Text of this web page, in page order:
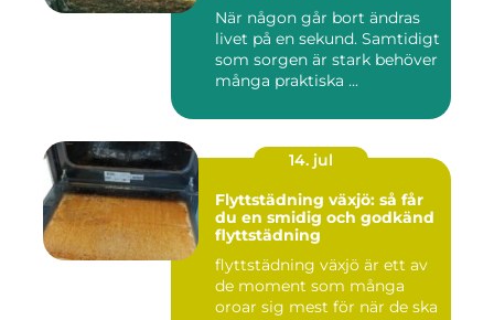
När någon går bort ändras
livet på en sekund. Samtidigt
som sorgen är stark behöver
många praktiska ...
14. jul
Flyttstädning växjö: så får
du en smidig och godkänd
flyttstädning
flyttstädning växjö är ett av
de moment som många
oroar sig mest för när de ska